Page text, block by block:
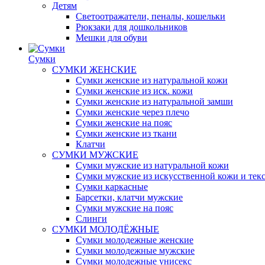
Детям
Светоотражатели, пеналы, кошельки
Рюкзаки для дошкольников
Мешки для обуви
Сумки
СУМКИ ЖЕНСКИЕ
Сумки женские из натуральной кожи
Сумки женские из иск. кожи
Сумки женские из натуральной замши
Сумки женские через плечо
Сумки женские на пояс
Сумки женские из ткани
Клатчи
СУМКИ МУЖСКИЕ
Сумки мужские из натуральной кожи
Сумки мужские из искусственной кожи и
Сумки каркасные
Барсетки, клатчи мужские
Сумки мужские на пояс
Слинги
СУМКИ МОЛОДЁЖНЫЕ
Сумки молодежные женские
Сумки молодежные мужские
Сумки молодежные унисекс